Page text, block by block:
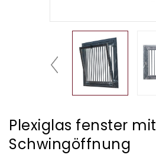
Plexiglas fenster mit
Schwingöffnung